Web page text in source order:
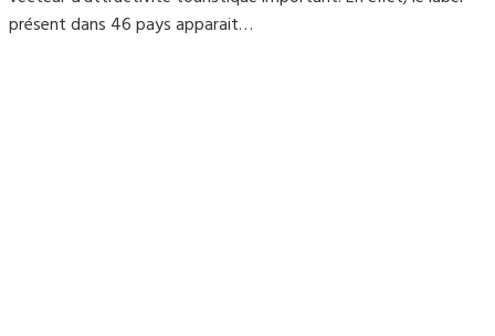
présent dans 46 pays apparait…